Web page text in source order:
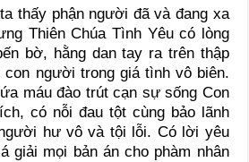
thấy phận người đã và đang xa
Thiên Chúa Tình Yêu có lòng
bờ, hằng dan tay ra trên thập
người trong giá tình vô biên.
máu đào trút cạn sự sống Con
có nỗi đau tột cùng bảo lãnh
hư vô và tội lỗi. Có lời yêu
giải mọi bản án cho phàm nhân